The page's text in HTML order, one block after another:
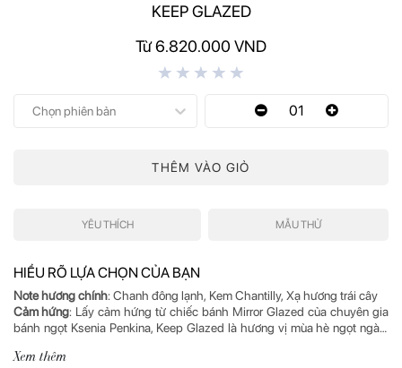
KEEP GLAZED
Từ 6.820.000 VND
Chọn phiên bản 01
THÊM VÀO GIỎ
YÊU THÍCH MẪU THỬ
HIỂU RÕ LỰA CHỌN CỦA BẠN
Note hương chính
Cảm hứng: Lấy cảm hứng từ chiếc bánh Mirror Glazed của chuyên gia
bánh ngọt Ksenia Penkina, Keep Glazed là hương vị mùa hè ngọt ngào.
tươi tắn, ẩn mình đằng sau thiết kế nhẹ nhàng cùng tone màu nguyên
Xem thêm